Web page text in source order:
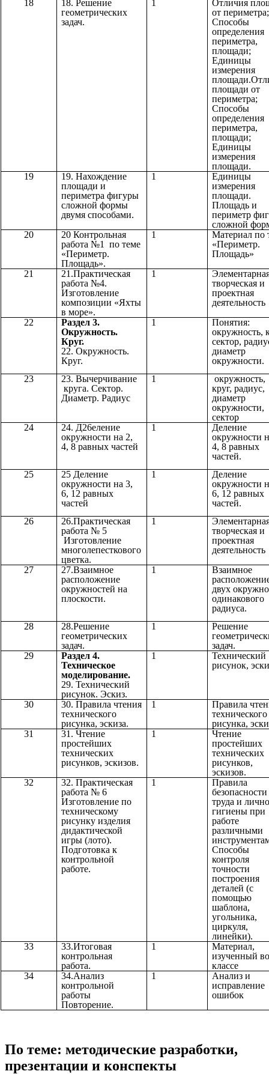
18
18. Решение
геометрических
задач.
1
Отличия
от периметра;
Способы
определения
периметра,
площади;
Единицы
измерения
площади от
периметра;
Способы
определения
периметра,
площади;
Единицы
измерения
площади.
19
19. Нахождение
площади и
периметра фигуры
сложной формы
двумя способами.
1
Единицы
измерения
площади.
Площадь и
периметр
сложной
20
20 Контрольная
работа №1 по теме
«Периметр.
Площадь».
1
Материал по
«Периметр.
Площадь»
21
21.Практическая
работа №4.
Изготовление
композиции «Яхты
в море».
1
творческая и
проектная
деятельность
22
Раздел 3.
Окружность.
Круг.
22. Окружность.
Круг.
1
Понятия:
окружность,
сектор,
диаметр
окружности.
23
23. Вычерчивание
круга. Сектор.
Диаметр. Радиус
1
окружность,
круг, радиус,
диаметр
окружности,
сектор
24
24. Д26еление
окружности на 2,
4, 8 равных частей
1
Деление
окружности
4, 8 равных
частей.
25
25 Деление
окружности на 3,
6, 12 равных
частей
1
Деление
окружности
6, 12 равных
частей.
26
26.Практическая
работа № 5
Изготовление
многолепесткового
цветка.
1
творческая и
проектная
деятельность
27
27.Взаимное
расположение
окружностей на
плоскости.
1
Взаимное
двух
одинакового
радиуса.
28
28.Решение
геометрических
задач.
1
Решение
задач.
29
Раздел 4.
Техническое
моделирование.
29. Технический
рисунок. Эскиз.
1
Технический
рисунок,
30
30. Правила чтения
технического
рисунка, эскиза.
1
Правила
технического
рисунка,
31
31. Чтение
простейших
технических
рисунков, эскизов.
1
Чтение
простейших
технических
рисунков,
эскизов.
32
32. Практическая
работа № 6
Изготовление по
техническому
рисунку изделия
дидактической
игры (лото).
Подготовка к
контрольной
работе.
1
Правила
безопасности
труда и
гигиены при
работе
различными
Способы
контроля
точности
построения
деталей (с
помощью
шаблона,
угольника,
циркуля,
линейки).
33
33.Итоговая
контрольная
работа.
1
Материал,
изученный
классе
34
34.Анализ
контрольной
работы
Повторение.
1
Анализ и
исправление
ошибок
По теме: методические разработки,
презентации и конспекты